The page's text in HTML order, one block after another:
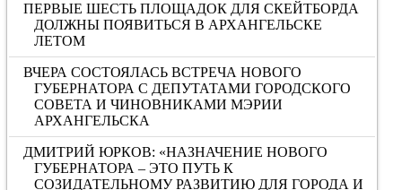
ПЕРВЫЕ ШЕСТЬ ПЛОЩАДОК ДЛЯ СКЕЙТБОРДА
ДОЛЖНЫ ПОЯВИТЬСЯ В АРХАНГЕЛЬСКЕ
ЛЕТОМ
ВЧЕРА СОСТОЯЛАСЬ ВСТРЕЧА НОВОГО
ГУБЕРНАТОРА С ДЕПУТАТАМИ ГОРОДСКОГО
СОВЕТА И ЧИНОВНИКАМИ МЭРИИ
АРХАНГЕЛЬСКА
ДМИТРИЙ ЮРКОВ: «НАЗНАЧЕНИЕ НОВОГО
ГУБЕРНАТОРА – ЭТО ПУТЬ К
СОЗИДАТЕЛЬНОМУ РАЗВИТИЮ ДЛЯ ГОРОДА И